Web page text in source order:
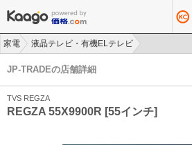
家電
液晶テレビ・有機ELテレビ
JP-TRADEの店舗詳細
TVS REGZA
REGZA 55X9900R [55インチ]